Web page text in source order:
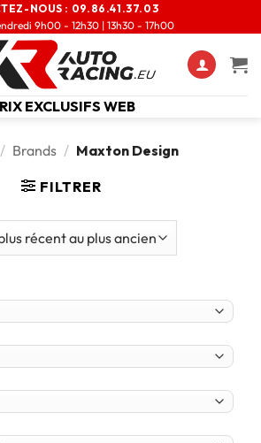
NOUS : 09.86.41.37.03
9h00 - 12h30 | 13h30 - 17h00
EXCLUSIFS WEB
/ Brands / Maxton Design
FILTRER